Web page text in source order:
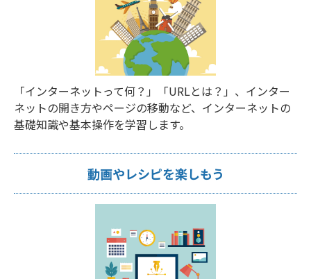
「インターネットって何？」「URLとは？」、インター
ネットの開き方やページの移動など、インターネットの
基礎知識や基本操作を学習します。
動画やレシピを楽しもう